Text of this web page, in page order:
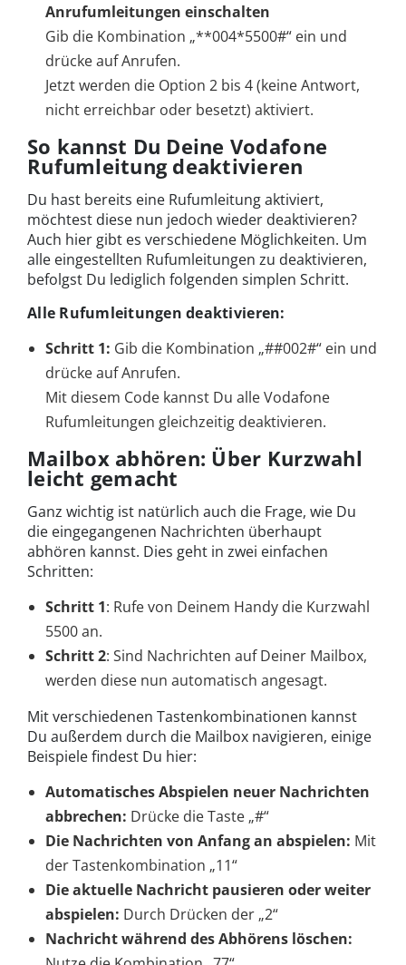
Anrufumleitungen einschalten
Gib die Kombination „**004*5500#“ ein und
drücke auf Anrufen.
Jetzt werden die Option 2 bis 4 (keine Antwort,
nicht erreichbar oder besetzt) aktiviert.
So kannst Du Deine Vodafone
Rufumleitung deaktivieren
Du hast bereits eine Rufumleitung aktiviert,
möchtest diese nun jedoch wieder deaktivieren?
Auch hier gibt es verschiedene Möglichkeiten. Um
alle eingestellten Rufumleitungen zu deaktivieren,
befolgst Du lediglich folgenden simplen Schritt.
Alle Rufumleitungen deaktivieren:
Schritt 1: Gib die Kombination „##002#“ ein und
drücke auf Anrufen.
Mit diesem Code kannst Du alle Vodafone
Rufumleitungen gleichzeitig deaktivieren.
Mailbox abhören: Über Kurzwahl
leicht gemacht
Ganz wichtig ist natürlich auch die Frage, wie Du
die eingegangenen Nachrichten überhaupt
abhören kannst. Dies geht in zwei einfachen
Schritten:
Schritt 1: Rufe von Deinem Handy die Kurzwahl
5500 an.
Schritt 2: Sind Nachrichten auf Deiner Mailbox,
werden diese nun automatisch angesagt.
Mit verschiedenen Tastenkombinationen kannst
Du außerdem durch die Mailbox navigieren, einige
Beispiele findest Du hier:
Automatisches Abspielen neuer Nachrichten
abbrechen: Drücke die Taste „#“
Die Nachrichten von Anfang an abspielen: Mit
der Tastenkombination „11“
Die aktuelle Nachricht pausieren oder weiter
abspielen: Durch Drücken der „2“
Nachricht während des Abhörens löschen: